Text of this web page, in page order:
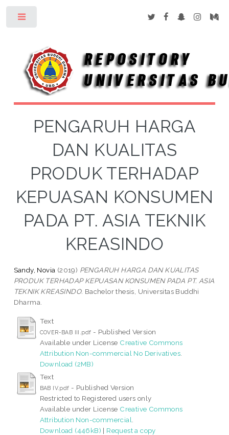
PENGARUH HARGA
DAN KUALITAS
PRODUK TERHADAP
KEPUASAN KONSUMEN
PADA PT. ASIA TEKNIK
KREASINDO
Sandy, Novia (2019) PENGARUH HARGA DAN KUALITAS
PRODUK TERHADAP KEPUASAN KONSUMEN PADA PT. ASIA
TEKNIK KREASINDO. Bachelor thesis, Universitas Buddhi
Dharma.
Text
COVER-BAB III.pdf - Published Version
Available under License Creative Commons
Attribution Non-commercial No Derivatives
Download (2MB)
Text
BAB IV.pdf - Published Version
Restricted to Registered users only
Available under License Creative Commons
Attribution Non-commercial
Download (446kB) | Request a copy